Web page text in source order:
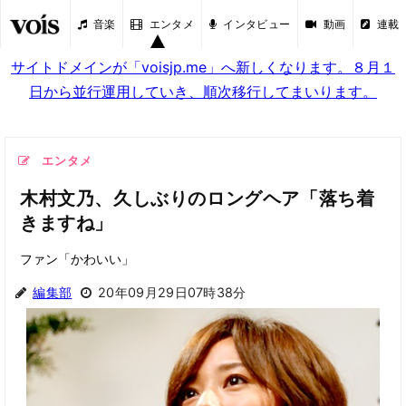
音楽 エンタメ インタビュー 動画 連載
サイトドメインが「voisjp.me」へ新しくなります。８月１
日から並行運用していき、順次移行してまいります。
エンタメ
木村文乃、久しぶりのロングヘア「落ち着
きますね」
ファン「かわいい」
編集部 20年09月29日07時38分